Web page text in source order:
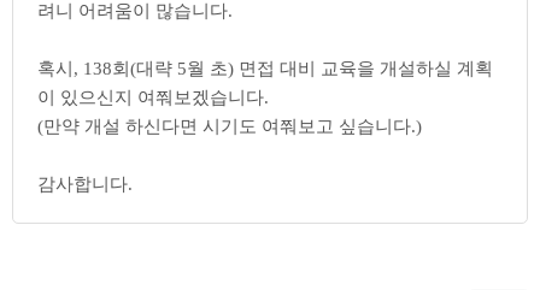
기술용역/자문요청
자유게시판
업계소식/구인구직
려니 어려움이 많습니다.
혹시, 138회(대략 5월 초) 면접 대비 교육을 개설하실 계획
이 있으신지 여쭤보겠습니다.
(만약 개설 하신다면 시기도 여쭤보고 싶습니다.)
감사합니다.